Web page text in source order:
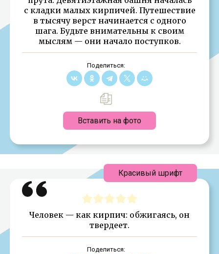
с кладки малых кирпичей. Путешествие
в тысячу верст начинается с одного
шага. Будьте внимательны к своим
мыслям — они начало поступков.
Поделиться:
Вставить на фото
Человек — как кирпич: обжигаясь, он
твердеет.
Поделиться:
Красивый шрифт